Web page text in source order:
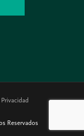
Reservados